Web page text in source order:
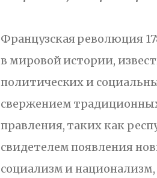
Французская революция
в мировой истории,
политических и
свержением
правления, таких как
свидетелем появления
социализм и